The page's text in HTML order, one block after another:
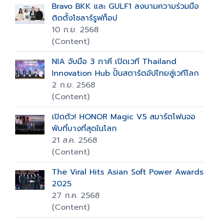
Bravo BKK และ GULF1 ลงนามความร่วมมือ
ติดตั้งโซลาร์รูฟท็อป
10 ก.ย. 2568
(Content)
NIA จับมือ 3 ภาคี เปิดเวที Thailand
Innovation Hub ปั้นสตาร์ตอัปไทยสู่เวทีโลก
2 ก.ย. 2568
(Content)
เปิดตัว! HONOR Magic V5 สมาร์ตโฟนจอ
พับที่บางที่สุดในโลก
21 ส.ค. 2568
(Content)
The Viral Hits Asian Soft Power Awards
2025
27 ก.ค. 2568
(Content)